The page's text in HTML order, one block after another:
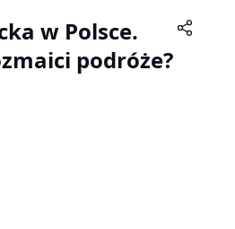
w Polsce.
podróże?